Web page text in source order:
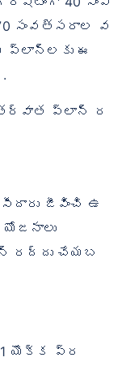
సంవత్సరాల వ
ప్లాన్‌లకు ఈ
తర్వాత ప్లాన్ ర
జీవించి ఉ
రద్దు చేయబ
యొక్క ప్ర